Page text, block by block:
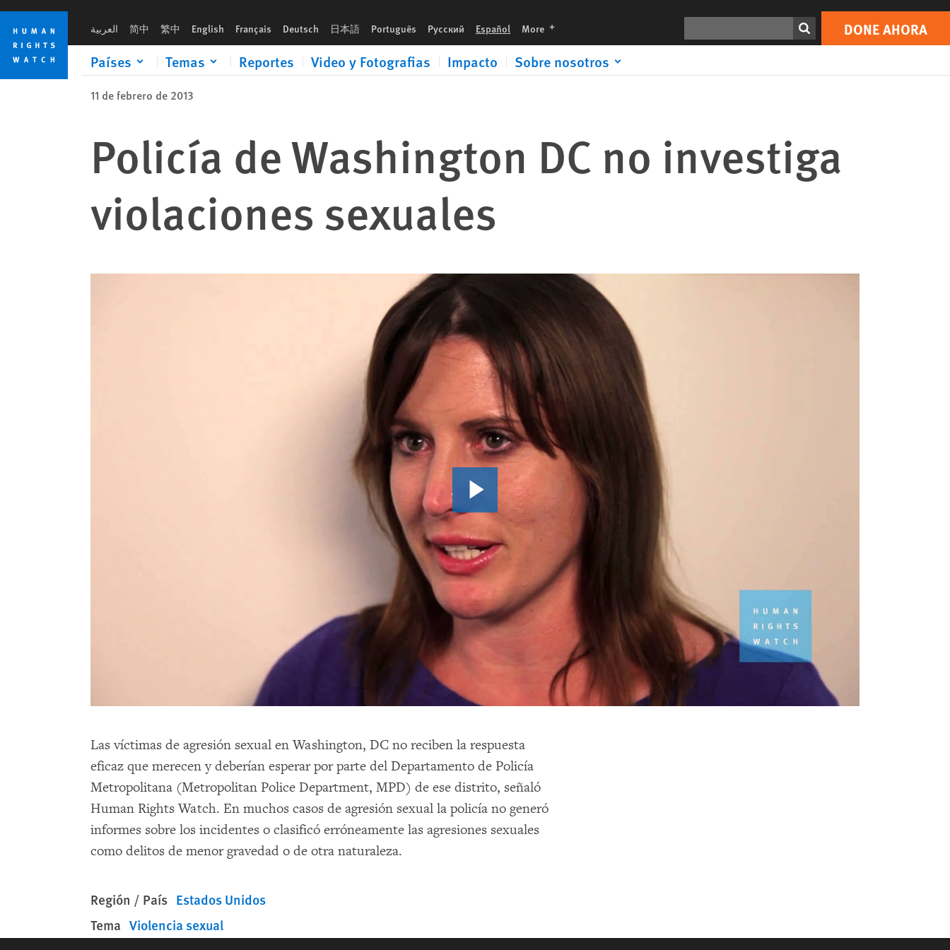
Skip
cookie
privacy
notice
Skip
main
content
العربية 简中 繁中 English Français Deutsch 日本語 Português Русский Español More languages DONE AHORA
Países Temas Reportes Video y Fotografias Impacto Sobre nosotros
11 de febrero de 2013
Policía de Washington DC no investiga
violaciones sexuales
Las víctimas de agresión sexual en Washington, DC no reciben la respuesta
eficaz que merecen y deberían esperar por parte del Departamento de Policía
Metropolitana (Metropolitan Police Department, MPD) de ese distrito, señaló
Human Rights Watch. En muchos casos de agresión sexual la policía no generó
informes sobre los incidentes o clasificó erróneamente las agresiones sexuales
como delitos de menor gravedad o de otra naturaleza.
Región / País Estados Unidos
Tema Violencia sexual